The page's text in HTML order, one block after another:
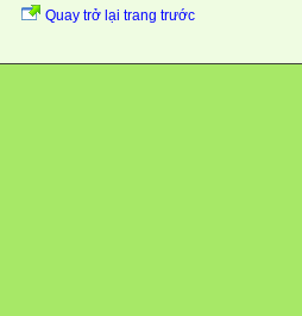
Quay trở lại trang trước